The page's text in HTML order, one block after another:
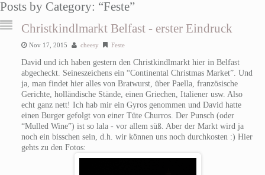
Posts by Category: “Feste”
Christkindlmarkt Belfast - erster Eindruck
Nov 17, 2015 cheesy Feste
David und ich haben gestern den Christkindlmarkt hier in Belfast
abgecheckt. Seineszeichens ein “Continental Christmas Market”. Und
ja, man findet hier alles von Bratwurst, über Paella, französische
Gerichte, holländische Stände, einen Griechen, Italiener usw. Also
echt ganz nett! Ich hab mir ein Gyros genommen und David hatte
einen Burger gefolgt von einer Tüte Churros. Der Punsch (oder
“Mulled Wine”) ist so lala - vor allem süß. Aber der Markt wird ja
noch ein bisschen sein, d.h. wir können uns noch durchkosten :) Hier
gehts zu den Fotos: